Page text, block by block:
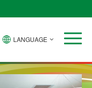
LANGUAGE